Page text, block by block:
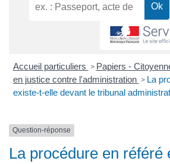
Accueil particuliers > Papiers -
en justice contre l'administration > La
existe-t-elle devant le tribunal
Question-réponse
La procédure en référé